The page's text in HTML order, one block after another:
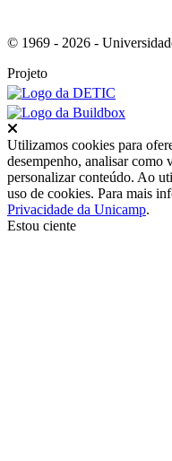
© 1969 - 2026 -
Projeto
Utilizamos cookies para
desempenho, analisar como
personalizar conteúdo. Ao
uso de cookies. Para mais
Privacidade da Unicamp.
Estou ciente